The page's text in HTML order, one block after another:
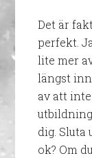
Det är
perfekt.
lite mer
längst
av att
dig. Sluta
ok? Om